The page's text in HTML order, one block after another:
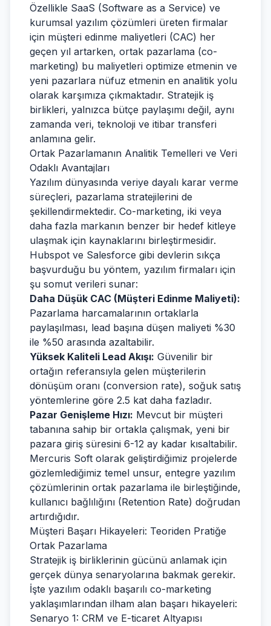
Özellikle SaaS (Software as a Service) ve
kurumsal yazılım çözümleri üreten firmalar
için müşteri edinme maliyetleri (CAC) her
geçen yıl artarken, ortak pazarlama (co-
marketing) bu maliyetleri optimize etmenin ve
yeni pazarlara nüfuz etmenin en analitik yolu
olarak karşımıza çıkmaktadır. Stratejik iş
birlikleri, yalnızca bütçe paylaşımı değil, aynı
zamanda veri, teknoloji ve itibar transferi
anlamına gelir.
Ortak Pazarlamanın Analitik Temelleri ve Veri
Odaklı Avantajları
Yazılım dünyasında veriye dayalı karar verme
süreçleri, pazarlama stratejilerini de
şekillendirmektedir. Co-marketing, iki veya
daha fazla markanın benzer bir hedef kitleye
ulaşmak için kaynaklarını birleştirmesidir.
Hubspot ve Salesforce gibi devlerin sıkça
başvurduğu bu yöntem, yazılım firmaları için
şu somut verileri sunar:
Daha Düşük CAC (Müşteri Edinme Maliyeti):
Pazarlama harcamalarının ortaklarla
paylaşılması, lead başına düşen maliyeti %30
ile %50 arasında azaltabilir.
Yüksek Kaliteli Lead Akışı: Güvenilir bir
ortağın referansıyla gelen müşterilerin
dönüşüm oranı (conversion rate), soğuk satış
yöntemlerine göre 2.5 kat daha fazladır.
Pazar Genişleme Hızı: Mevcut bir müşteri
tabanına sahip bir ortakla çalışmak, yeni bir
pazara giriş süresini 6-12 ay kadar kısaltabilir.
Mercuris Soft olarak geliştirdiğimiz projelerde
gözlemlediğimiz temel unsur, entegre yazılım
çözümlerinin ortak pazarlama ile birleştiğinde,
kullanıcı bağlılığını (Retention Rate) doğrudan
artırdığıdır.
Müşteri Başarı Hikayeleri: Teoriden Pratiğe
Ortak Pazarlama
Stratejik iş birliklerinin gücünü anlamak için
gerçek dünya senaryolarına bakmak gerekir.
İşte yazılım odaklı başarılı co-marketing
yaklaşımlarından ilham alan başarı hikayeleri:
Senaryo 1: CRM ve E-ticaret Altyapısı